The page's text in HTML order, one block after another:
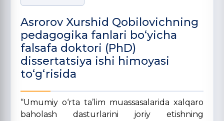
Asrorov Xurshid Qobilovichning
pedagogika fanlari bo‘yicha
falsafa doktori (PhD)
dissertatsiya ishi himoyasi
to‘g‘risida
“Umumiy o‘rta ta’lim muassasalarida xalqaro
baholash dasturlarini joriy etishning